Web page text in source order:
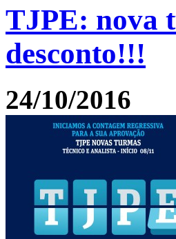
TJPE: nova
desconto!!!
24/10/2016